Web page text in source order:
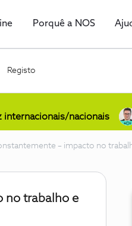
Porquê a NOS
Registo
internacionais/nacionais
– impacto no
no trabalho e